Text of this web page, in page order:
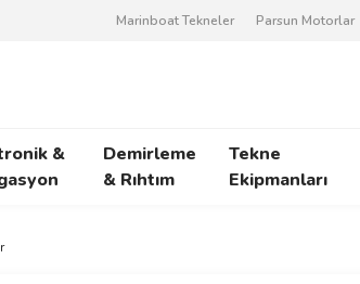
Marinboat Tekneler Parsun Motorlar
&
Demirleme
& Rıhtım
Tekne
Ekipmanları